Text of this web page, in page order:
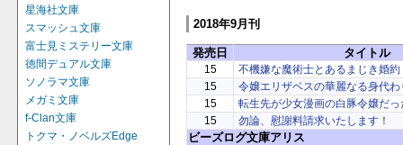
星海社文庫
スマッシュ文庫
富士見ミステリー文庫
徳間デュアル文庫
ソノラマ文庫
メガミ文庫
f-Clan文庫
トクマ・ノベルズEdge
2018年9月刊
発売日 タイトル
15
不機嫌な魔術士とあるまじき婚約
15
令嬢エリザベスの華麗なる身代わ
15
転生先が少女漫画の白豚令嬢だっ
15
勿論、慰謝料請求いたします！
ビーズログ文庫アリス